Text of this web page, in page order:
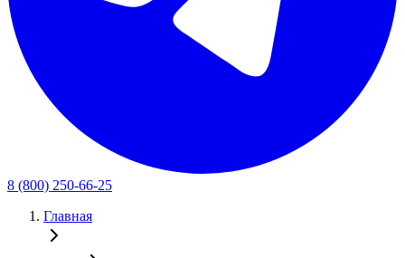
8 (800) 250-66-25
Главная